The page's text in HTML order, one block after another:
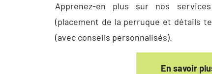
Apprenez-en plus sur nos
(placement de la perruque et détails
(avec conseils personnalisés).
En savoir